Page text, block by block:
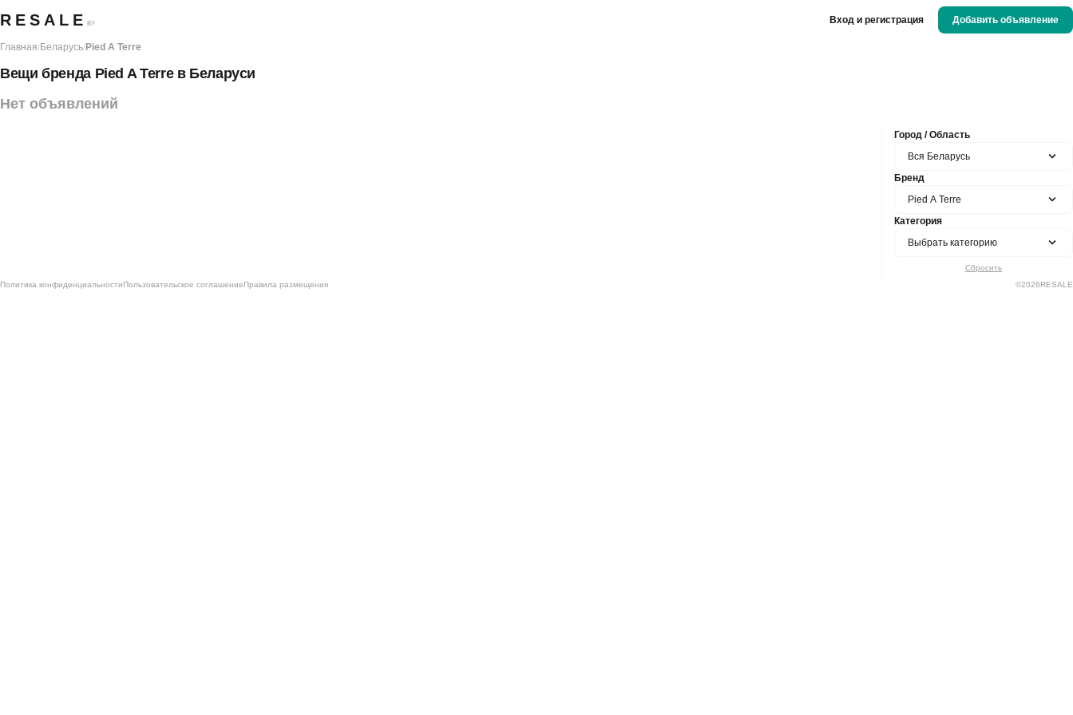
RESALE BY Вход и регистрация Добавить объявление
Главная/Беларусь/Pied A Terre
Вещи бренда Pied A Terre в Беларуси
Город / Область
Вся Беларусь
Бренд
Pied A Terre
Категория
Выбрать категорию
Сбросить
Нет объявлений
Политика конфиденциальностиПользовательское соглашениеПравила размещения ©2026RESALE